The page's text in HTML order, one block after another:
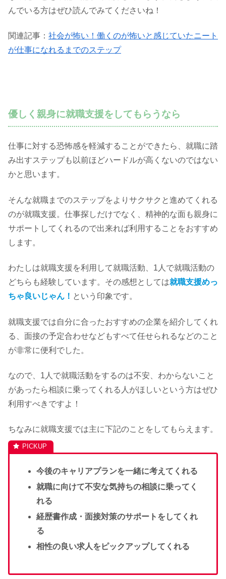
んでいる方はぜひ読んでみてくださいね！
関連記事： 社会が怖い！働くのが怖いと感じていたニート
が仕事になれるまでのステップ
優しく親身に就職支援をしてもらうなら
仕事に対する恐怖感を軽減することができたら、就職に踏
み出すステップも以前ほどハードルが高くないのではない
かと思います。
そんな就職までのステップをよりサクサクと進めてくれる
のが就職支援。仕事探しだけでなく、精神的な面も親身に
サポートしてくれるので出来れば利用することをおすすめ
します。
わたしは就職支援を利用して就職活動、1人で就職活動の
どちらも経験しています。その感想としては就職支援めっ
ちゃ良いじゃん！ という印象です。
就職支援では自分に合ったおすすめの企業を紹介してくれ
る、面接の予定合わせなどもすべて任せられるなどのこと
が非常に便利でした。
なので、1人で就職活動をするのは不安、わからないこと
があったら相談に乗ってくれる人がほしいという方はぜひ
利用すべきですよ！
ちなみに就職支援では主に下記のことをしてもらえます。
今後のキャリアプランを一緒に考えてくれる
就職に向けて不安な気持ちの相談に乗ってく
れる
経歴書作成・面接対策のサポートをしてくれ
る
相性の良い求人をピックアップしてくれる